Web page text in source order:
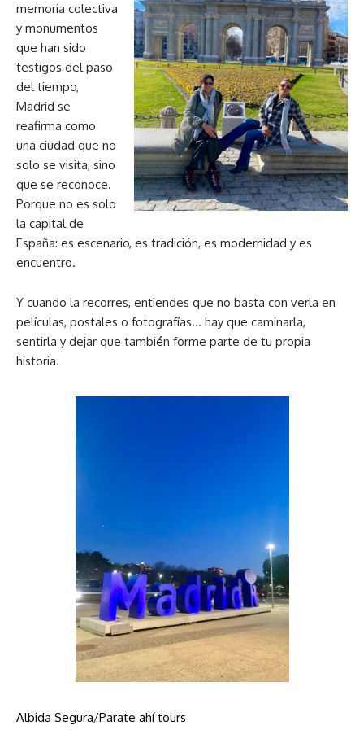
memoria colectiva
y monumentos
que han sido
testigos del paso
del tiempo,
Madrid se
reafirma como
una ciudad que no
solo se visita, sino
que se reconoce.
Porque no es solo
la capital de
España: es escenario, es tradición, es modernidad y es
encuentro.
Y cuando la recorres, entiendes que no basta con verla en
películas, postales o fotografías… hay que caminarla,
sentirla y dejar que también forme parte de tu propia
historia.
Albida Segura/Parate ahí tours